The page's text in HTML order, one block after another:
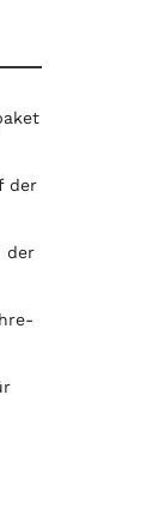
der
der